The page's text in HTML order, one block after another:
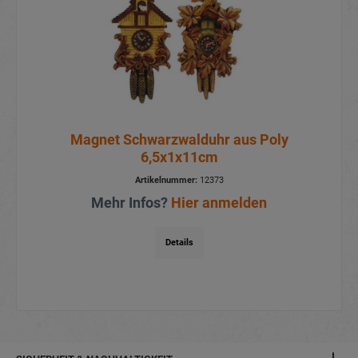
Magnet Schwarzwalduhr aus Poly
6,5x1x11cm
Artikelnummer:12373
Mehr Infos? Hier anmelden
Details